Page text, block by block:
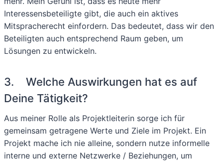
Interessensbeteiligte gibt, die auch ein aktives
Mitspracherecht einfordern. Das bedeutet, dass wir den
Beteiligten auch entsprechend Raum geben, um
Lösungen zu entwickeln.
3. Welche Auswirkungen hat es auf
Deine Tätigkeit?
Aus meiner Rolle als Projektleiterin sorge ich für
gemeinsam getragene Werte und Ziele im Projekt. Ein
Projekt mache ich nie alleine, sondern nutze informelle
interne und externe Netzwerke / Beziehungen, um